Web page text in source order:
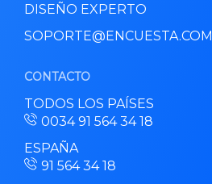
DISEÑO EXPERTO
SOPORTE@ENCUESTA.COM
CONTACTO
TODOS LOS PAÍSES
0034 91 564 34 18
ESPAÑA
91 564 34 18